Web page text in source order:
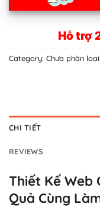
Hỗ trợ
Category: Chưa phân loại
CHI TIẾT
REVIEWS
Thiết Kế Web
Quả Cùng